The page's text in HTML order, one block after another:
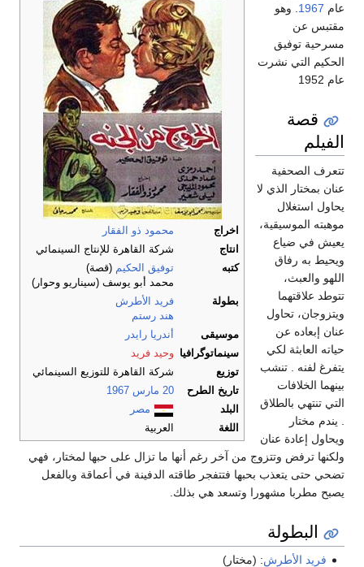
اخراج
محمود ذو الفقار
انتاج
شركة القاهرة للإنتاج السينمائي
كتبه
توفيق الحكيم (قصة)
محمد أبو يوسف (سيناريو وحوار)
بطولة
فريد الأطرش
هند رستم
موسيقى
أندريا رايدر
سينماتوگرافيا وحيد فريد
توزيع
شركة القاهرة للتوزيع السينمائي
تاريخ الطرح
20 مارس
1967
البلد
مصر
اللغة
العربية
عام 1967 . وهو
مقتبس عن
مسرحية توفيق
الحكيم التي نشرت
عام 1952
قصة
الفيلم
تتعرف الصحفية
عنان بمختار الذي لا
يحاول استغلال
موهبته الموسيقية،
يعيش في ضياع
ويحيط به رفاق
اللهو والعبث،
تتوطد علاقتهما
ويتزوجان، تحاول
عنان إبعاده عن
حياته العابثة لكي
يتفرغ لفنه . تنشب
بينهما الخلافات
التي تنتهي بالطلاق
. يندم مختار
ويحاول إعادة عنان
ولكنها ترفض وتتزوج من آخر رغم أنها ما تزال على حبها لمختار، فهي
تضحي حتى يتعذب بحبها فتتفجر طاقته الدفينة في أعماقة وبالفعل
يصبح مطربا مشهورا وتسعد هي بذلك.
البطولة
فريد الأطرش: (مختار)